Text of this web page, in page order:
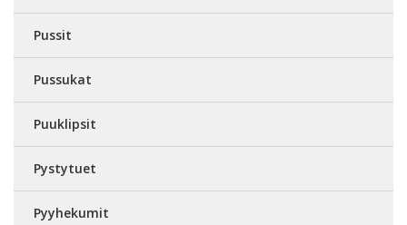
Pussit
Pussukat
Puuklipsit
Pystytuet
Pyyhekumit